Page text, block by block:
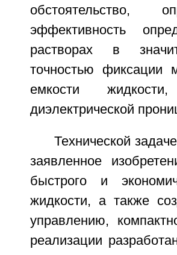
обстоятельство,
эффективность
растворах в
точностью фиксации
емкости
диэлектрической
Технической
заявленное
быстрого и
жидкости, а также
управлению,
реализации